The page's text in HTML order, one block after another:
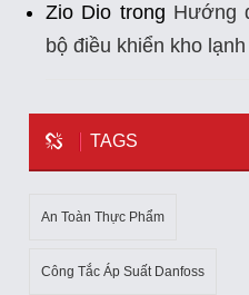
Zio Dio trong Hướng
bộ điều khiển kho
TAGS
An Toàn Thực Phẩm
Công Tắc Áp Suất Danfoss